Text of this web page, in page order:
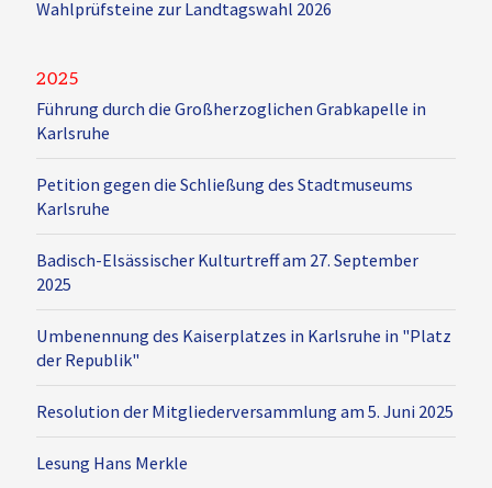
Wahlprüfsteine zur Landtagswahl 2026
2025
Führung durch die Großherzoglichen Grabkapelle in
Karlsruhe
Petition gegen die Schließung des Stadtmuseums
Karlsruhe
Badisch-Elsässischer Kulturtreff am 27. September
2025
Umbenennung des Kaiserplatzes in Karlsruhe in "Platz
der Republik"
Resolution der Mitgliederversammlung am 5. Juni 2025
Lesung Hans Merkle